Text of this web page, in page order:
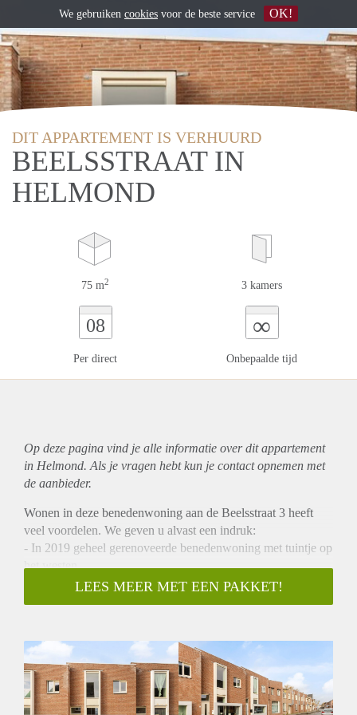
DIT APPARTEMENT IS VERHUURD
BEELSSTRAAT IN
HELMOND
75 m2 3 kamers
08
Per direct
∞
Onbepaalde tijd
Op deze pagina vind je alle informatie over ditappartement
in Helmond. Als je vragen hebt kun je contact opnemen met
de aanbieder.
Wonen in deze benedenwoning aan de Beelsstraat 3 heeft
veel voordelen. We geven u alvast een indruk:
- In 2019 geheel gerenoveerde benedenwoning met tuintje op
het westen
- Keuken en sanitair voorzien van alle gemakken
- Twee slaapkamers
van de stad, het NS-station en scholen
De wijk:
De binnenstad is een sfeervolle wijk met karakter. De ligging
nabij het centrum, de uitvalswegen en het NS-station. Maar
LEES MEER MET EEN PAKKET!
We gebruiken cookies voor de beste service OK!